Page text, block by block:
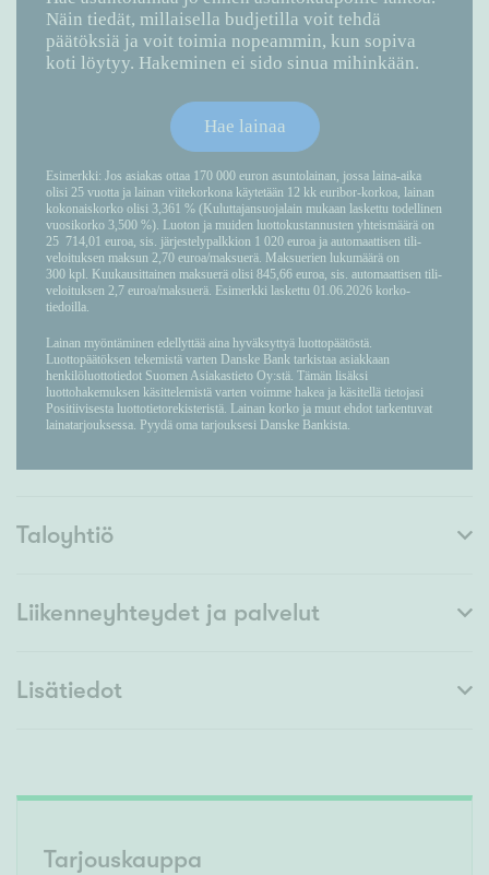
Taloyhtiö
Liikenneyhteydet ja palvelut
Lisätiedot
Tarjouskauppa